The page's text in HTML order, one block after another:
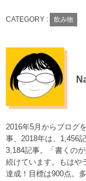
CATEGORY : 飲み物
2016年5月からブログ
事、2018年は、1,456
3,184記事。「書くの
続けています。もはや
達成！目標は900点。